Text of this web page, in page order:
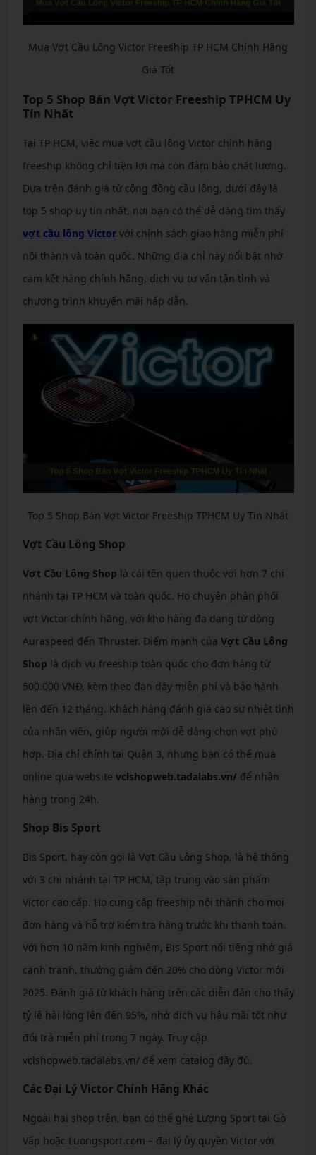
Mua Vợt Cầu Lông Victor Freeship TP HCM Chính Hãng
Giá Tốt
Top 5 Shop Bán Vợt Victor Freeship TPHCM Uy
Tín Nhất
Tại TP HCM, việc mua vợt cầu lông Victor chính hãng
freeship không chỉ tiện lợi mà còn đảm bảo chất lượng.
Dựa trên đánh giá từ cộng đồng cầu lông, dưới đây là
top 5 shop uy tín nhất, nơi bạn có thể dễ dàng tìm thấy
vợt cầu lông Victor với chính sách giao hàng miễn phí
nội thành và toàn quốc. Những địa chỉ này nổi bật nhờ
cam kết hàng chính hãng, dịch vụ tư vấn tận tình và
chương trình khuyến mãi hấp dẫn.
Top 5 Shop Bán Vợt Victor Freeship TPHCM Uy Tín Nhất
Vợt Cầu Lông Shop
Vợt Cầu Lông Shop là cái tên quen thuộc với hơn 7 chi
nhánh tại TP HCM và toàn quốc. Họ chuyên phân phối
vợt Victor chính hãng, với kho hàng đa dạng từ dòng
Auraspeed đến Thruster. Điểm mạnh của Vợt Cầu Lông
Shop là dịch vụ freeship toàn quốc cho đơn hàng từ
500.000 VNĐ, kèm theo đan dây miễn phí và bảo hành
lên đến 12 tháng. Khách hàng đánh giá cao sự nhiệt tình
của nhân viên, giúp người mới dễ dàng chọn vợt phù
hợp. Địa chỉ chính tại Quận 3, nhưng bạn có thể mua
online qua website vclshopweb.tadalabs.vn/để nhận
hàng trong 24h.
Shop Bis Sport
Bis Sport, hay còn gọi là Vợt Cầu Lông Shop, là hệ thống
với 3 chi nhánh tại TP HCM, tập trung vào sản phẩm
Victor cao cấp. Họ cung cấp freeship nội thành cho mọi
đơn hàng và hỗ trợ kiểm tra hàng trước khi thanh toán.
Với hơn 10 năm kinh nghiệm, Bis Sport nổi tiếng nhờ giá
cạnh tranh, thường giảm đến 20% cho dòng Victor mới
2025. Đánh giá từ khách hàng trên các diễn đàn cho thấy
tỷ lệ hài lòng lên đến 95%, nhờ dịch vụ hậu mãi tốt như
đổi trả miễn phí trong 7 ngày. Truy cập
vclshopweb.tadalabs.vn/ để xem catalog đầy đủ.
Các Đại Lý Victor Chính Hãng Khác
Ngoài hai shop trên, bạn có thể ghé Lượng Sport tại Gò
Vấp hoặc Luongsport.com – đại lý ủy quyền Victor với